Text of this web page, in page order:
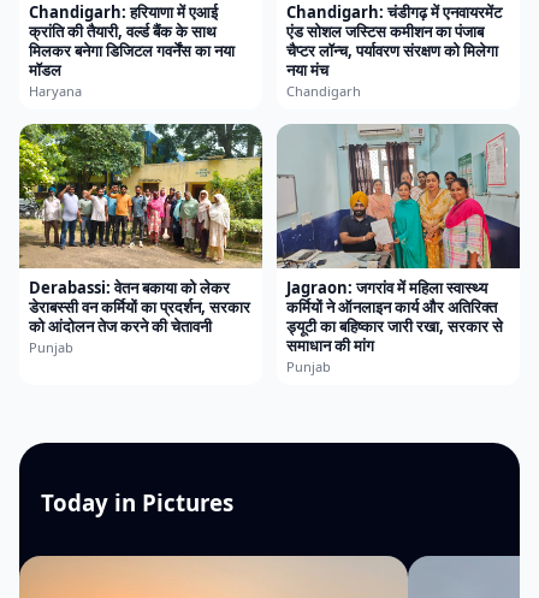
Chandigarh: हरियाणा में एआई
क्रांति की तैयारी, वर्ल्ड बैंक के साथ
मिलकर बनेगा डिजिटल गवर्नेंस का नया
मॉडल
Haryana
Chandigarh: चंडीगढ़ में एनवायरमेंट
एंड सोशल जस्टिस कमीशन का पंजाब
चैप्टर लॉन्च, पर्यावरण संरक्षण को मिलेगा
नया मंच
Chandigarh
Derabassi: वेतन बकाया को लेकर
डेराबस्सी वन कर्मियों का प्रदर्शन, सरकार
को आंदोलन तेज करने की चेतावनी
Punjab
Jagraon: जगरांव में महिला स्वास्थ्य
कर्मियों ने ऑनलाइन कार्य और अतिरिक्त
ड्यूटी का बहिष्कार जारी रखा, सरकार से
समाधान की मांग
Punjab
Today in Pictures